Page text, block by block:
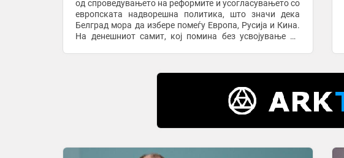
од спроведувањето на реформите и усогласувањето со
европската надворешна политика, што значи дека
Белград мора да избере помеѓу Европа, Русија и Кина.
На денешниот самит, кој помина без усвојување на